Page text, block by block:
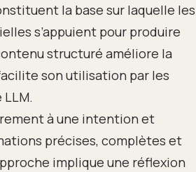
la base sur laquelle les
s’appuient pour produire
structuré améliore la
son utilisation par les
à une intention et
précises, complètes et
implique une réflexion